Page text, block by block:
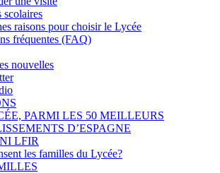
scolaires
raisons pour choisir le Lycée
fréquentes (FAQ)
nouvelles
PARMI LES 50 MEILLEURS
D’ESPAGNE
LFIR
les familles du Lycée?